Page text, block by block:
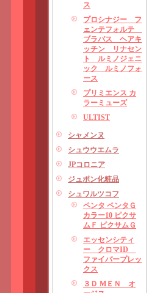
ス
プロシナジー フ
ェンテフォルテ
ブラバス ヘアキ
ッチン リナセン
ト ルミノジェニ
ック ルミノフォ
ース
プリミエンス カ
ラーミューズ
ULTIST
シャメンヌ
シュウウエムラ
JPコロニア
ジュポン化粧品
シュワルツコフ
ペンタ ペンタＧ
カラー10 ピクサ
ムＦ ピクサムＧ
エッセンシティ
ー クロマID
ファイバープレッ
クス
３Ｄ MＥＮ オ